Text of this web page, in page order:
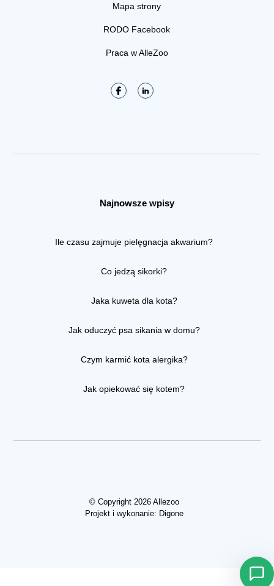
Mapa strony
RODO Facebook
Praca w AlleZoo
Najnowsze wpisy
Ile czasu zajmuje pielęgnacja akwarium?
Co jedzą sikorki?
Jaka kuweta dla kota?
Jak oduczyć psa sikania w domu?
Czym karmić kota alergika?
Jak opiekować się kotem?
© Copyright 2026 Allezoo
Projekt i wykonanie: Digone